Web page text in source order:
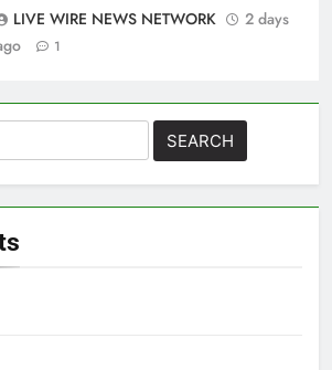
LIVE WIRE NEWS NETWORK
2 days
1